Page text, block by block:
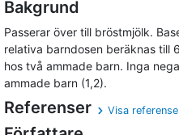
Bakgrund
Passerar över till bröstmjölk.
relativa barndosen beräknas till
hos två ammade barn. Inga
ammade barn (1,2).
Referenser Visa